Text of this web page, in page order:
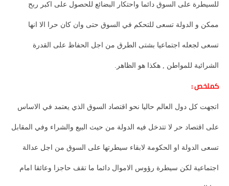
للسيطرة على السوق دائما واحتكار البضائع للحصول على اكبر ربح
ممكن و الدولة تسعى للتحكم في السوق حتى وان كان حرا الا انها
تسعى لجعله اجتماعيا بشتى الطرق من اجل الحفاظ على القدرة
الشرائية للمواطن , هكذا هو الظاهر.
كملخص :
اتجهت كل دول العالم حاليا نحو اقتصاد السوق الذي يعتمد في الاساس
على اقتصاد حر لا تتدخل فيه الدولة من حيث البيع والشراء وفي المقابل
تسعى الدولة او الحكومة لابقاء سيطرتها على السوق من اجل عدالة
اجتماعية لكن سيطرة رؤوس الاموال دائما ما تقف حاجزا وعائقا امام